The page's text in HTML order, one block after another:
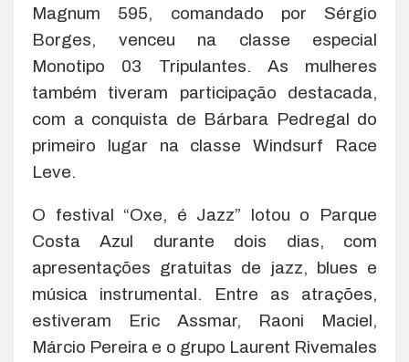
Magnum 595, comandado por Sérgio
Borges, venceu na classe especial
Monotipo 03 Tripulantes. As mulheres
também tiveram participação destacada,
com a conquista de Bárbara Pedregal do
primeiro lugar na classe Windsurf Race
Leve.
O festival “Oxe, é Jazz” lotou o Parque
Costa Azul durante dois dias, com
apresentações gratuitas de jazz, blues e
música instrumental. Entre as atrações,
estiveram Eric Assmar, Raoni Maciel,
Márcio Pereira e o grupo Laurent Rivemales